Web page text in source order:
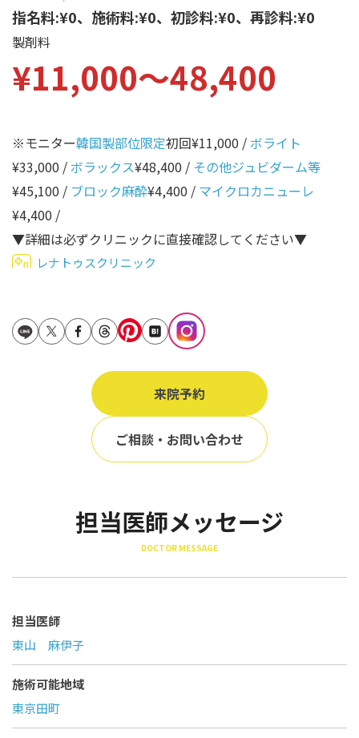
ゴルゴライン
鼻
ほうれい線
唇
口角
顎
首
立ち耳
女性
その他
Age
年代から探す
10代
20代
50代
70代
80代
90代
地域から探す
東京
指名料:¥0、施術料:¥0、初診料:¥0、再診料:¥0
製剤料
¥11,000〜48,400
※モニター韓国製部位限定初回¥11,000 / ボライト
¥33,000 / ボラックス¥48,400 / その他ジュビダーム等
¥45,100 / ブロック麻酔¥4,400 / マイクロカニューレ
¥4,400 /
▼詳細は必ずクリニックに直接確認してください▼
レナトゥスクリニック
来院予約
ご相談・お問い合わせ
担当医師メッセージ
DOCTOR MESSAGE
担当医師
東山 麻伊子
施術可能地域
東京田町